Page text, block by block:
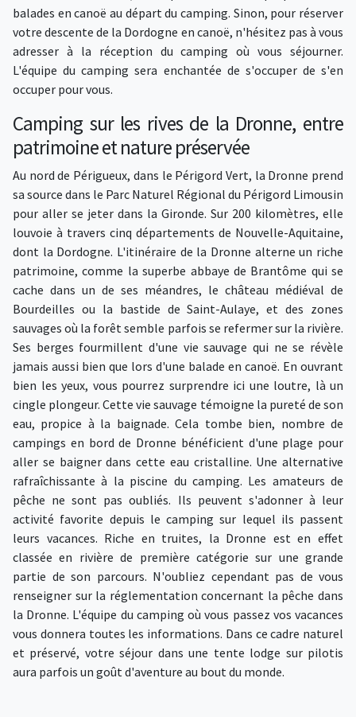
balades en canoë au départ du camping. Sinon, pour réserver
votre descente de la Dordogne en canoë, n'hésitez pas à vous
adresser à la réception du camping où vous séjourner.
L'équipe du camping sera enchantée de s'occuper de s'en
occuper pour vous.
Camping sur les rives de la Dronne, entre
patrimoine et nature préservée
Au nord de Périgueux, dans le Périgord Vert, la Dronne prend
sa source dans le Parc Naturel Régional du Périgord Limousin
pour aller se jeter dans la Gironde. Sur 200 kilomètres, elle
louvoie à travers cinq départements de Nouvelle-Aquitaine,
dont la Dordogne. L'itinéraire de la Dronne alterne un riche
patrimoine, comme la superbe abbaye de Brantôme qui se
cache dans un de ses méandres, le château médiéval de
Bourdeilles ou la bastide de Saint-Aulaye, et des zones
sauvages où la forêt semble parfois se refermer sur la rivière.
Ses berges fourmillent d'une vie sauvage qui ne se révèle
jamais aussi bien que lors d'une balade en canoë. En ouvrant
bien les yeux, vous pourrez surprendre ici une loutre, là un
cingle plongeur. Cette vie sauvage témoigne la pureté de son
eau, propice à la baignade. Cela tombe bien, nombre de
campings en bord de Dronne bénéficient d'une plage pour
aller se baigner dans cette eau cristalline. Une alternative
rafraîchissante à la piscine du camping. Les amateurs de
pêche ne sont pas oubliés. Ils peuvent s'adonner à leur
activité favorite depuis le camping sur lequel ils passent
leurs vacances. Riche en truites, la Dronne est en effet
classée en rivière de première catégorie sur une grande
partie de son parcours. N'oubliez cependant pas de vous
renseigner sur la réglementation concernant la pêche dans
la Dronne. L'équipe du camping où vous passez vos vacances
vous donnera toutes les informations. Dans ce cadre naturel
et préservé, votre séjour dans une tente lodge sur pilotis
aura parfois un goût d'aventure au bout du monde.